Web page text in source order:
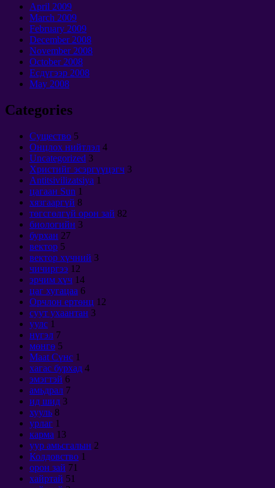
April 2009
March 2009
February 2009
December2008
November2008
October2008
Есдүгээр 2008
May 2008
Categories
Cущество 5
Онцлох нийтлэл 4
Uncategorized 3
Христийг эсэргүүцэгч 3
Antitsivilizatsiya 1
цагаан Sun 1
хязгааргүй 8
төгсгөлгүй орон зай 82
биологийн 3
бурхан 27
вектор 5
вектор хүчний 3
чичиргээ 12
эрчим хүч 14
цаг хугацаа 6
Орчлон ертөнц 12
суут ухаантан 3
уулс 1
нүгэл 7
мөнгө 5
Maat Сүнс 1
хагас бурхад 4
эмэгтэй 6
амьдрал 7
ид шид 3
хууль 8
урлаг 1
карма 13
уур амьсгалын 2
Колдовство 1
орон зай 71
хайртай 51